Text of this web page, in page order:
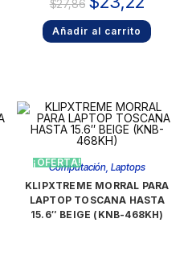
$27,86
Añadir al carrito
¡OFERTA!
Computación, Laptops
KLIPXTREME MORRAL PARA
LAPTOP TOSCANA HASTA
15.6″ BEIGE (KNB-468KH)